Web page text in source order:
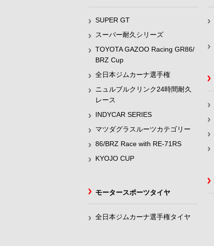
SUPER GT
スーパー耐久シリーズ
TOYOTA GAZOO Racing GR86/
BRZ Cup
全日本ジムカーナ選手権
ニュルブルクリンク24時間耐久
レース
INDYCAR SERIES
マツダグラスルーツカテゴリー
86/BRZ Race with RE-71RS
KYOJO CUP
モータースポーツタイヤ
全日本ジムカーナ選手権タイヤ